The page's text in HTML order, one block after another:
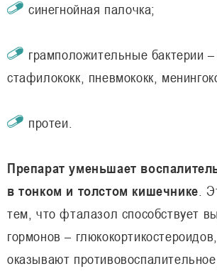
синегнойная палочка;
грамположительные бактерии –
стафилококк, пневмококк,
протеи.
Препарат уменьшает
в тонком и толстом кишечнике .
тем, что фталазол способствует
гормонов –
оказывают противовоспалительное